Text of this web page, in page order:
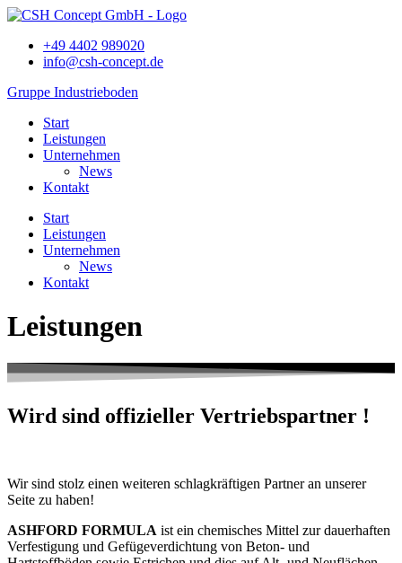
+49 4402 989020
info@csh-concept.de
Gruppe Industrieboden
Start
Leistungen
Unternehmen
News
Kontakt
Start
Leistungen
Unternehmen
News
Kontakt
Leistungen
Wird sind offizieller Vertriebspartner !
Wir sind stolz einen weiteren schlagkräftigen Partner an unserer
Seite zu haben!
ASHFORD FORMULA ist ein chemisches Mittel zur dauerhaften
Verfestigung und Gefügeverdichtung von Beton- und